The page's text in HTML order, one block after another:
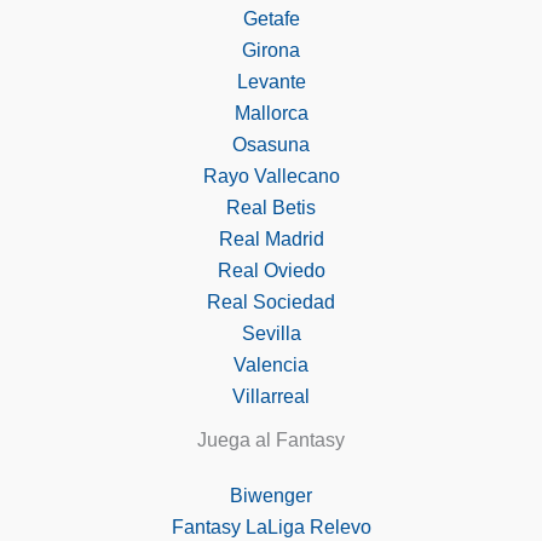
Getafe
Girona
Levante
Mallorca
Osasuna
Rayo Vallecano
Real Betis
Real Madrid
Real Oviedo
Real Sociedad
Sevilla
Valencia
Villarreal
Juega al Fantasy
Biwenger
Fantasy LaLiga Relevo